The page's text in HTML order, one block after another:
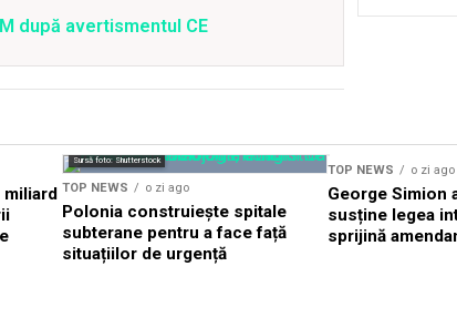
după avertismentul CE
miliard
Sursă foto: Shutterstock
TOP NEWS o zi ago
Polonia construiește spitale
subterane pentru a face față
situațiilor de urgență
TOP NEWS o zi ago
George Simion
susține legea
sprijină